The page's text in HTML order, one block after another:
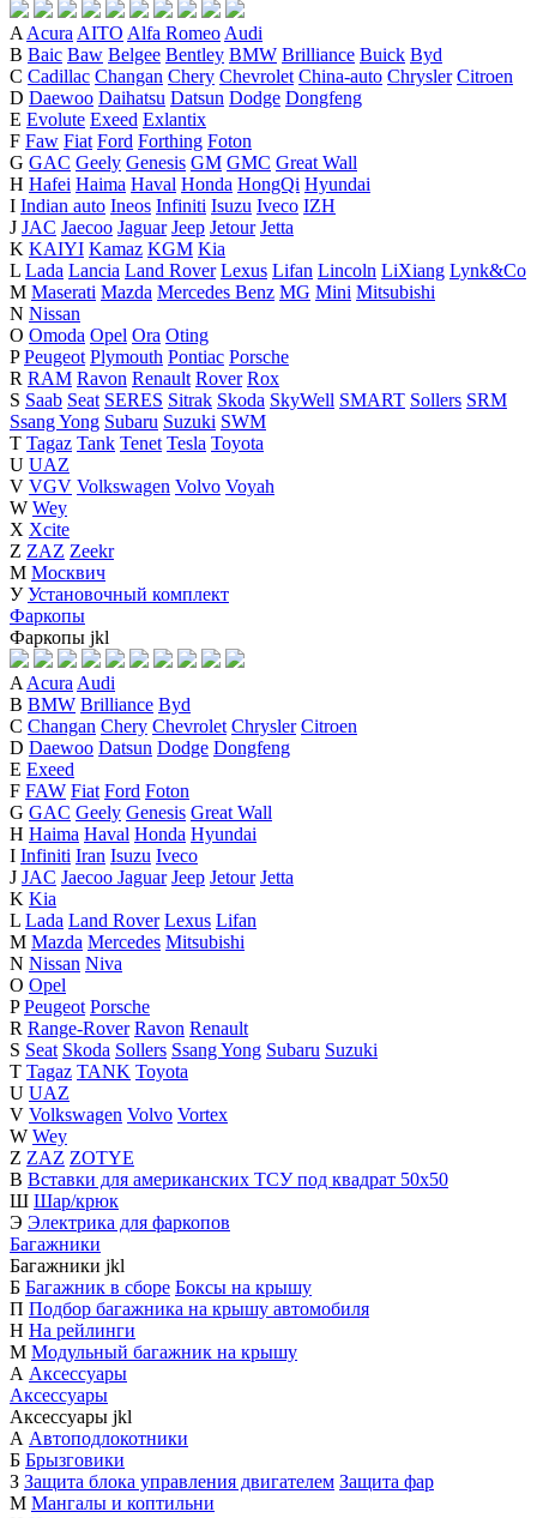
A Acura AITO Alfa Romeo Audi
B Baic Baw Belgee Bentley BMW Brilliance Buick Byd
C Cadillac Changan Chery Chevrolet China-auto Chrysler Citroen
D Daewoo Daihatsu Datsun Dodge Dongfeng
E Evolute Exeed Exlantix
F Faw Fiat Ford Forthing Foton
G GAC Geely Genesis GM GMC Great Wall
H Hafei Haima Haval Honda HongQi Hyundai
I Indian auto Ineos Infiniti Isuzu Iveco IZH
J JAC Jaecoo Jaguar Jeep Jetour Jetta
K KAIYI Kamaz KGM Kia
L Lada Lancia Land Rover Lexus Lifan Lincoln LiXiang Lynk&Co
M Maserati Mazda Mercedes Benz MG Mini Mitsubishi
N Nissan
O Omoda Opel Ora Oting
P Peugeot Plymouth Pontiac Porsche
R RAM Ravon Renault Rover Rox
S Saab Seat SERES Sitrak Skoda SkyWell SMART Sollers SRM
Ssang Yong Subaru Suzuki SWM
T Tagaz Tank Tenet Tesla Toyota
U UAZ
V VGV Volkswagen Volvo Voyah
W Wey
X Xcite
Z ZAZ Zeekr
М Москвич
У Установочный комплект
Фаркопы
Фаркопы jkl
A Acura Audi
B BMW Brilliance Byd
C Changan Chery Chevrolet Chrysler Citroen
D Daewoo Datsun Dodge Dongfeng
E Exeed
F FAW Fiat Ford Foton
G GAC Geely Genesis Great Wall
H Haima Haval Honda Hyundai
I Infiniti Iran Isuzu Iveco
J JAC Jaecoo Jaguar Jeep Jetour Jetta
K Kia
L Lada Land Rover Lexus Lifan
M Mazda Mercedes Mitsubishi
N Nissan Niva
O Opel
P Peugeot Porsche
R Range-Rover Ravon Renault
S Seat Skoda Sollers Ssang Yong Subaru Suzuki
T Tagaz TANK Toyota
U UAZ
V Volkswagen Volvo Vortex
W Wey
Z ZAZ ZOTYE
В Вставки для американских ТСУ под квадрат 50х50
Ш Шар/крюк
Э Электрика для фаркопов
Багажники
Багажники jkl
Б Багажник в сборе Боксы на крышу
П Подбор багажника на крышу автомобиля
Н На рейлинги
М Модульный багажник на крышу
А Аксессуары
Аксессуары
Аксессуары jkl
А Автоподлокотники
Б Брызговики
З Защита блока управления двигателем Защита фар
М Мангалы и коптильни